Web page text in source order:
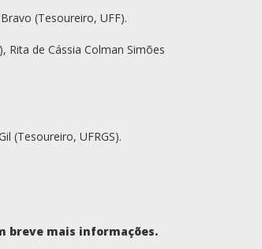
(Tesoureiro, UFF).
Rita de Cássia Colman Simões
(Tesoureiro, UFRGS).
breve mais informações.